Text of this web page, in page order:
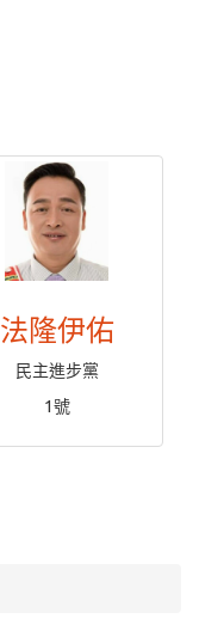
法隆伊佑
民主進步黨
1號